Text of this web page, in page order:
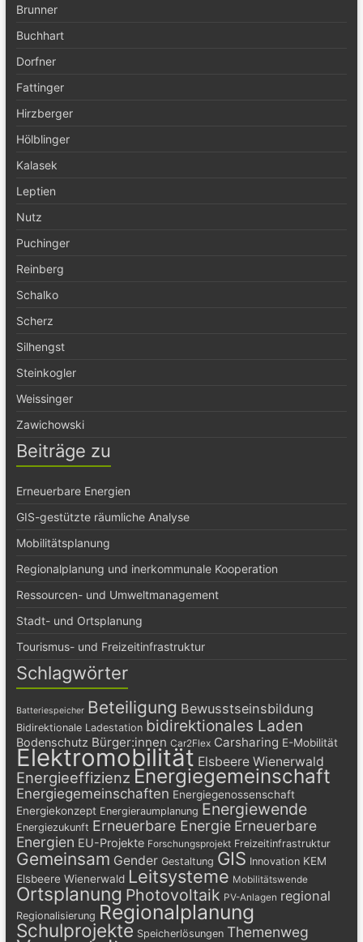
Brunner
Buchhart
Dorfner
Fattinger
Hirzberger
Hölblinger
Kalasek
Leptien
Nutz
Puchinger
Reinberg
Schalko
Scherz
Silhengst
Steinkogler
Weissinger
Zawichowski
Beiträge zu
Erneuerbare Energien
GIS-gestützte räumliche Analyse
Mobilitätsplanung
Regionalplanung und inerkommunale Kooperation
Ressourcen- und Umweltmanagement
Stadt- und Ortsplanung
Tourismus- und Freizeitinfrastruktur
Schlagwörter
Batteriespeicher Beteiligung Bewusstseinsbildung
Bidirektionale Ladestation bidirektionales Laden
Bodenschutz Bürger:innen Car2Flex Carsharing E-Mobilität
Elektromobilität Elsbeere Wienerwald
Energieeffizienz Energiegemeinschaft
Energiegemeinschaften Energiegenossenschaft
Energiekonzept Energieraumplanung Energiewende
Energiezukunft Erneuerbare Energie Erneuerbare
Energien EU-Projekte Forschungsprojekt Freizeitinfrastruktur
Gemeinsam Gender Gestaltung GIS Innovation KEM
Elsbeere Wienerwald Leitsysteme Mobilitätswende
Ortsplanung Photovoltaik PV-Anlagen regional
Regionalisierung Regionalplanung
Schulprojekte Speicherlösungen Themenweg